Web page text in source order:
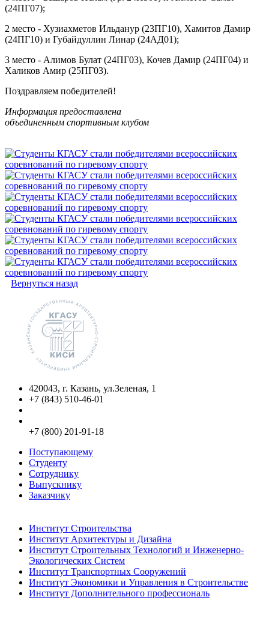
(24ПГ07);
2 место - Хузиахметов Ильданур (23ПГ10), Хамитов Дамир
(24ПГ10) и Губайдуллин Линар (24АД01);
3 место - Алимов Булат (24ПГ03), Кочев Дамир (24ПГ04) и
Халиков Амир (25ПГ03).
Поздравляем победителей!
Информация предоставлена
объединенным спортивным клубом
Вернуться назад
420043, г. Казань, ул.Зеленая, 1
+7 (843) 510-46-01
+7 (800) 201-91-18
Поступающему
Студенту
Сотруднику
Выпускнику
Заказчику
Институт Строительства
Институт Архитектуры и Дизайна
Институт Строительных Технологий и Инженерно-
Экологических Систем
Институт Транспортных Сооружений
Институт Экономики и Управления в Строительстве
Институт Дополнительного профессиональ